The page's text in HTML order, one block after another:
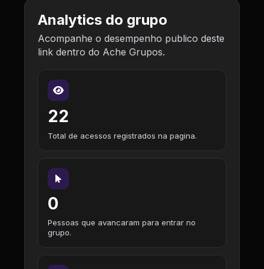
Analytics do grupo
Acompanhe o desempenho publico deste
link dentro do Ache Grupos.
22
Total de acessos registrados na pagina.
0
Pessoas que avancaram para entrar no
grupo.